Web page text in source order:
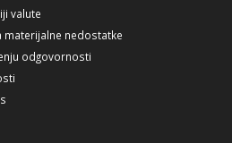
valute
materijalne nedostatke
odgovornosti